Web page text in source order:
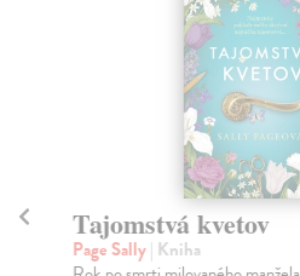
Tajomstvá kvetov
Page Sally| Kniha